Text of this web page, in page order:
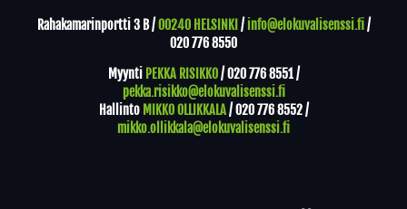
Rahakamarinportti 3 B /00240 HELSINKI / info@elokuvalisenssi.fi/
020 776 8550
Myynti PEKKA RISIKKO/020 776 8551/
pekka.risikko@elokuvalisenssi.fi
Hallinto MIKKO OLLIKKALA/020 776 8552/
mikko.ollikkala@elokuvalisenssi.fi